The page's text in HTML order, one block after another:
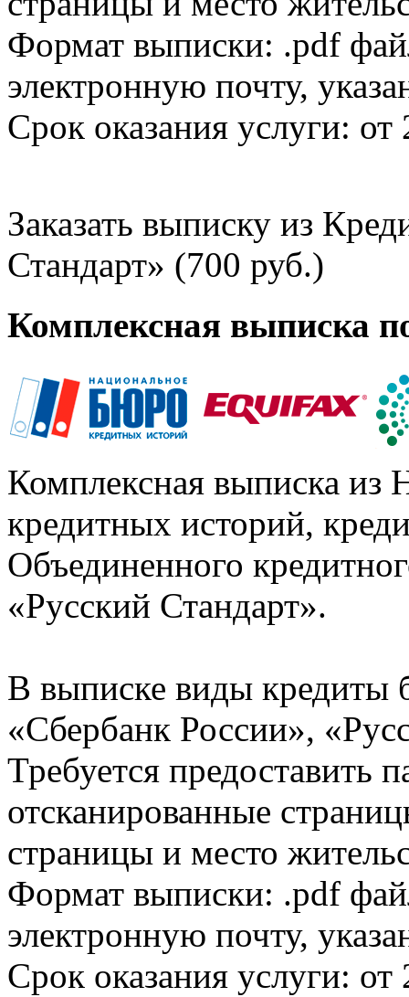
Формат выписки: .pdf
электронную почту,
Срок оказания услуги: от
Заказать выписку из
Стандарт» (700 руб.)
Комплексная выписка
Комплексная выписка из
кредитных историй,
Объединенного
«Русский Стандарт».
В выписке виды кредиты
«Сбербанк России»,
Требуется предоставить
отсканированные
страницы и место
Формат выписки: .pdf
электронную почту,
Срок оказания услуги: от